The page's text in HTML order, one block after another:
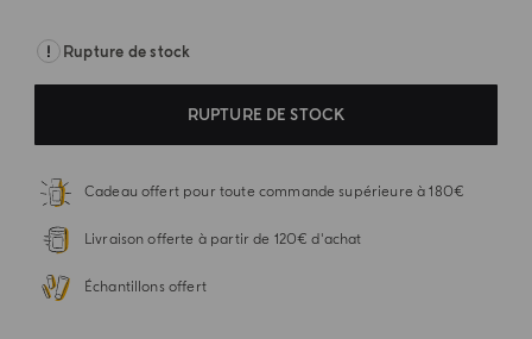
Rupture de stock
RUPTURE DE STOCK
Cadeau offert pour toute commande supérieure à 180€
Livraison offerte à partir de 120€ d'achat
Échantillons offert